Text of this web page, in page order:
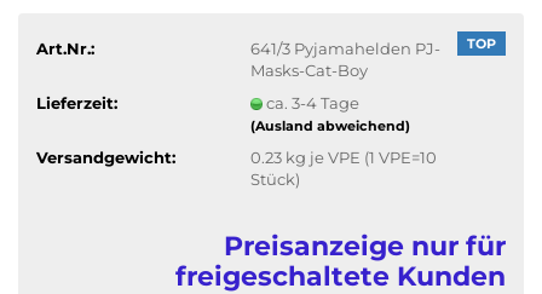
TOP
Art.Nr.:
641/3 Pyjamahelden PJ-
Masks-Cat-Boy
Lieferzeit:
ca. 3-4 Tage
(Ausland abweichend)
Versandgewicht: 0.23kg je VPE (1 VPE=10
Stück)
Preisanzeige nur für
freigeschaltete Kunden